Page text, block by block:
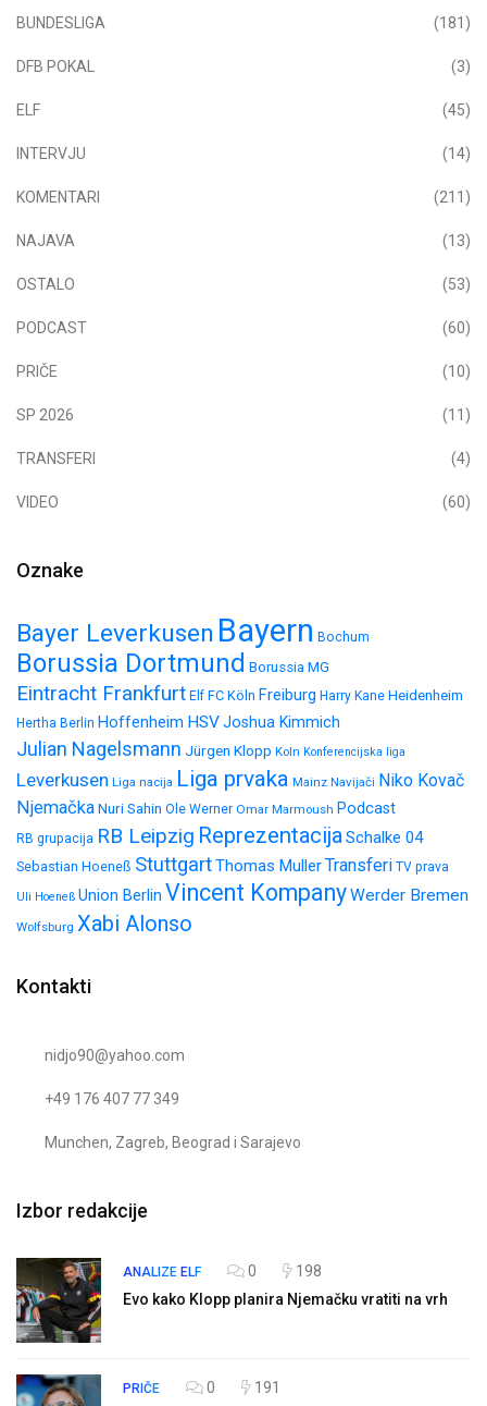
BUNDESLIGA (181)
DFB POKAL (3)
ELF (45)
INTERVJU (14)
KOMENTARI (211)
NAJAVA (13)
OSTALO (53)
PODCAST (60)
PRIČE (10)
SP 2026 (11)
TRANSFERI (4)
VIDEO (60)
Oznake
Bayer Leverkusen Bayern Bochum
Borussia Dortmund Borussia MG
Eintracht Frankfurt Elf FC Köln Freiburg Harry Kane Heidenheim
Hertha Berlin Hoffenheim HSVJoshua Kimmich
Julian Nagelsmann Jürgen Klopp Koln Konferencijska liga
Leverkusen Liga nacija Liga prvaka Mainz Navijači Niko Kovač
NjemačkaNuri Sahin Ole Werner Omar Marmoush Podcast
RB grupacija RB Leipzig ReprezentacijaSchalke 04
Sebastian Hoeneß StuttgartThomas MullerTransferi TV prava
Uli Hoeneß Union Berlin Vincent KompanyWerder Bremen
Wolfsburg Xabi Alonso
Kontakti
nidjo90@yahoo.com
+49 176 407 77 349
Munchen, Zagreb, Beograd i Sarajevo
Izbor redakcije
ANALIZE ELF 0
198
Evo kako Klopp planira Njemačku vratiti na vrh
PRIČE 0 191